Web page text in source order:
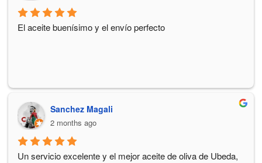
El aceite buenísimo y el envío perfecto
Sanchez Magali
2 months ago
Un servicio excelente y el mejor aceite de oliva de Ubeda,